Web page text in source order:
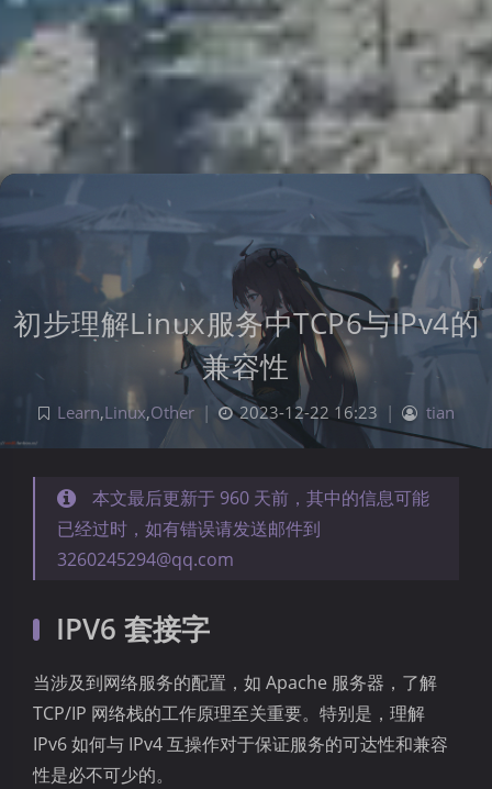
初步理解Linux服务中TCP6与IPv4的
兼容性
Learn,Linux,Other 2023-12-22 16:23 tian
本文最后更新于 960 天前，其中的信息可能
已经过时，如有错误请发送邮件到
3260245294@qq.com
IPV6 套接字
当涉及到网络服务的配置，如 Apache 服务器，了解
TCP/IP 网络栈的工作原理至关重要。特别是，理解
IPv6 如何与 IPv4 互操作对于保证服务的可达性和兼容
性是必不可少的。